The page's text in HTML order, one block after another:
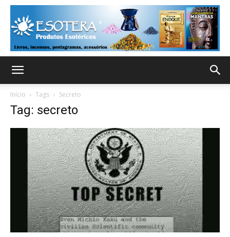
Início Tags Secreto
Tag: secreto